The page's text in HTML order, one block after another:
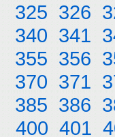
325 326
340 341
355 356
370 371
385 386
400 401